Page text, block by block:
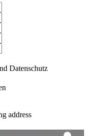
Datenschutz
address